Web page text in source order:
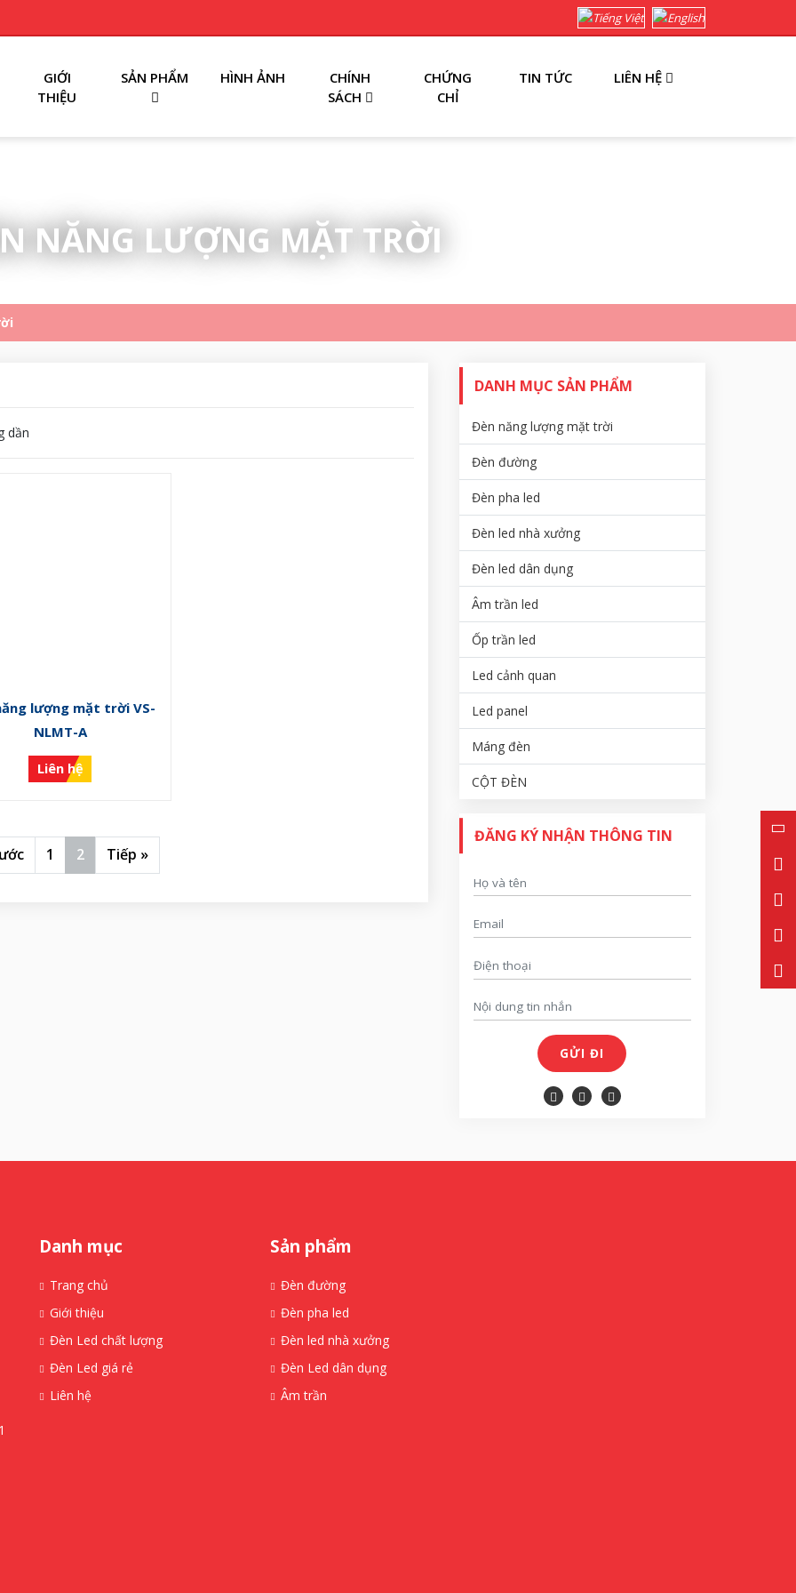
GIỚI
THIỆU
SẢN PHẨM HÌNH ẢNH
CHÍNH
SÁCH
CHỨNG
CHỈ
TIN TỨC LIÊN HỆ
NĂNG LƯỢNG MẶT TRỜI
dần
lượng mặt trời VS-
NLMT-A
Liên hệ
1 2 Tiếp »
DANH MỤC SẢN PHẨM
Đèn năng lượng mặt trời
Đèn đường
Đèn pha led
Đèn led nhà xưởng
Đèn led dân dụng
Âm trần led
Ốp trần led
Led cảnh quan
Led panel
Máng đèn
CỘT ĐÈN
ĐĂNG KÝ NHẬN THÔNG TIN
GỬI ĐI
Danh mục
Trang chủ
Giới thiệu
Đèn Led chất lượng
Đèn Led giá rẻ
Liên hệ
Sản phẩm
Đèn đường
Đèn pha led
Đèn led nhà xưởng
Đèn Led dân dụng
Âm trần